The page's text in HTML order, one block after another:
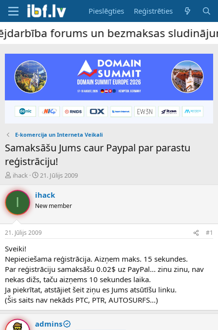
Pieslēgties Reģistrēties
forums un bezmaksas sludinājumu
E-komercija un Interneta Veikali
Samaksāšu Jums caur Paypal par parastu
reģistrāciju!
P
v
i
n
u
z
s
ā
c
ē
s
ihack
S
k
m
a
m
s
21. Jūlijs 2009
I ihack
New member
21. Jūlijs 2009 #1
Sveiki!
Nepieciešama reģistrācija. Aizņem maks. 15 sekundes.
Par reģistrāciju samaksāšu 0.02$ uz PayPal... zinu zinu, nav
nekas dižs, taču aizņems 10 sekundes laika.
Ja piekrītat, atstājiet šeit ziņu es Jums atsūtīšu linku.
(Šis saits nav nekāds PTC, PTR, AUTOSURFS...)
admins